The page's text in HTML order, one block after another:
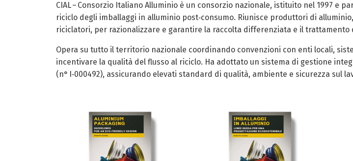
CIAL – Consorzio Italiano Alluminio è un consorzio nazionale, istituito nel 1997 e
riciclo degli imballaggi in alluminio post‑consumo. Riunisce produttori di
riciclatori, per razionalizzare e garantire la raccolta differenziata e il
Opera su tutto il territorio nazionale coordinando convenzioni con enti locali,
incentivare la qualità del flusso al riciclo. Ha adottato un sistema di gestione
(n° I‑000492), assicurando elevati standard di qualità, ambiente e sicurezza sul